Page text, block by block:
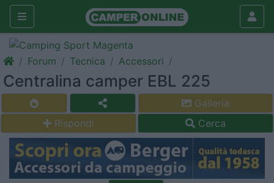
Forum Tecnica Accessori
Centralina camper EBL 225
Galleria
Rispondi
Cerca